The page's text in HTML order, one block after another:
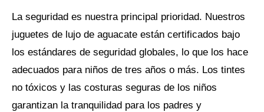
La seguridad es nuestra principal prioridad. Nuestros
juguetes de lujo de aguacate están certificados bajo
los estándares de seguridad globales, lo que los hace
adecuados para niños de tres años o más. Los tintes
no tóxicos y las costuras seguras de los niños
garantizan la tranquilidad para los padres y